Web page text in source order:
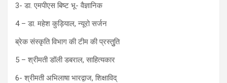
3- डा. एमपीएस बिष्ट भू- वैज्ञानिक
4 – डा. महेश कुड़ियाल, न्यूरो सर्जन
ब्रेक संस्कृति विभाग की टीम की प्रस्तुुति
5 – श्रीमती डॉली डबराल, साहित्यकार
6- श्रीमती अभिलाषा भारद्वाज, शिक्षाविद्